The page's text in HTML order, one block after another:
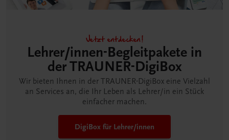
Jetzt entdecken!
Lehrer/innen-Begleitpakete in
der TRAUNER-DigiBox
Wir bieten Ihnen in der TRAUNER-DigiBox eine Vielzahl
an Services an, die Ihr Leben als Lehrer/in ein Stück
einfacher machen.
DigiBox für Lehrer/innen